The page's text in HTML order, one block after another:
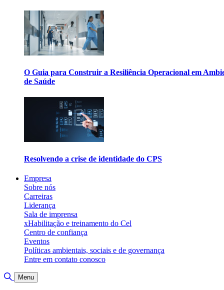
O Guia para Construir a Resiliência Operacional em
de Saúde
Resolvendo a crise de identidade do CPS
Empresa
Sobre nós
Carreiras
Liderança
Sala de imprensa
xHabilitação e treinamento do Cel
Centro de confiança
Eventos
Políticas ambientais, sociais e de governança
Entre em contato conosco
Alternar pesquisa
Menu